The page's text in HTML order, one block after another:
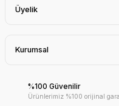
Üyelik
Kurumsal
%100 Güvenilir
Ürünlerimiz %100 orijinal